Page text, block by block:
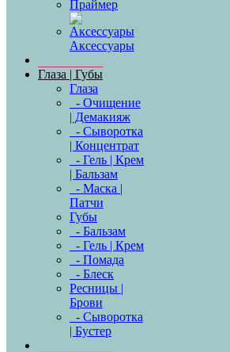
Праймер
Аксессуары
Глаза | Губы
Глаза
- Очищение
| Демакияж
- Сыворотка
| Концентрат
- Гель | Крем
| Бальзам
- Маска |
Патчи
Губы
- Бальзам
- Гель | Крем
- Помада
- Блеск
Ресницы |
Брови
- Сыворотка
| Бустер